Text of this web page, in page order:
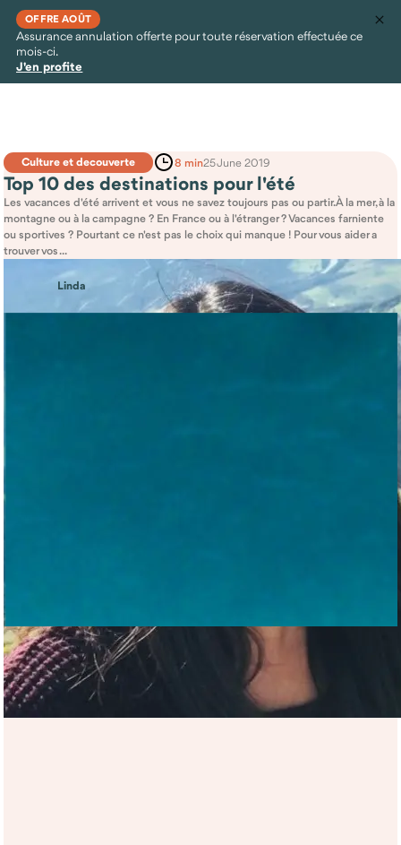
OFFRE AOÛT
Assurance annulation offerte pour toute réservation effectuée ce
mois-ci.
J'en profite
Culture et decouverte 8 min25 June 2019
Top 10 des destinations pour l'été
Les vacances d'été arrivent et vous ne savez toujours pas ou partir. À la mer, à la
montagne ou à la campagne ? En France ou à l'étranger ? Vacances farniente
ou sportives ? Pourtant ce n'est pas le choix qui manque ! Pour vous aider a
trouver vos ...
Linda